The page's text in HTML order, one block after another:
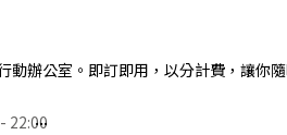
動辦公室。即訂即用，以分計費，讓你
22:00